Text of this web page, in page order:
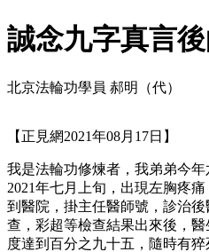
誠念九字真言
北京法輪功學員 郝明（代）
【正見網2021年08月17日】
我是法輪功修煉者，我弟弟今年
2021年七月上旬，出現左胸疼
到醫院，掛主任醫師號，診治
查，彩超等檢查結果出來後，
度達到百分之九十五，隨時有